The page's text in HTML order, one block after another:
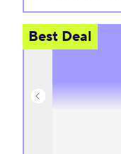
Best Deal